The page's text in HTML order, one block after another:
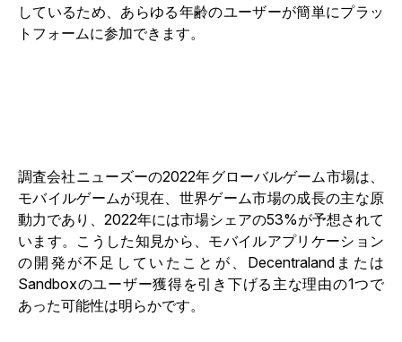
しているため、あらゆる年齢のユーザーが簡単にプラッ
トフォームに参加できます。
調査会社ニューズーの2022年グローバルゲーム市場は、
モバイルゲームが現在、世界ゲーム市場の成長の主な原
動力であり、2022年には市場シェアの53%が予想されて
います。こうした知見から、モバイルアプリケーション
の開発が不足していたことが、Decentralandまたは
Sandboxのユーザー獲得を引き下げる主な理由の1つで
あった可能性は明らかです。